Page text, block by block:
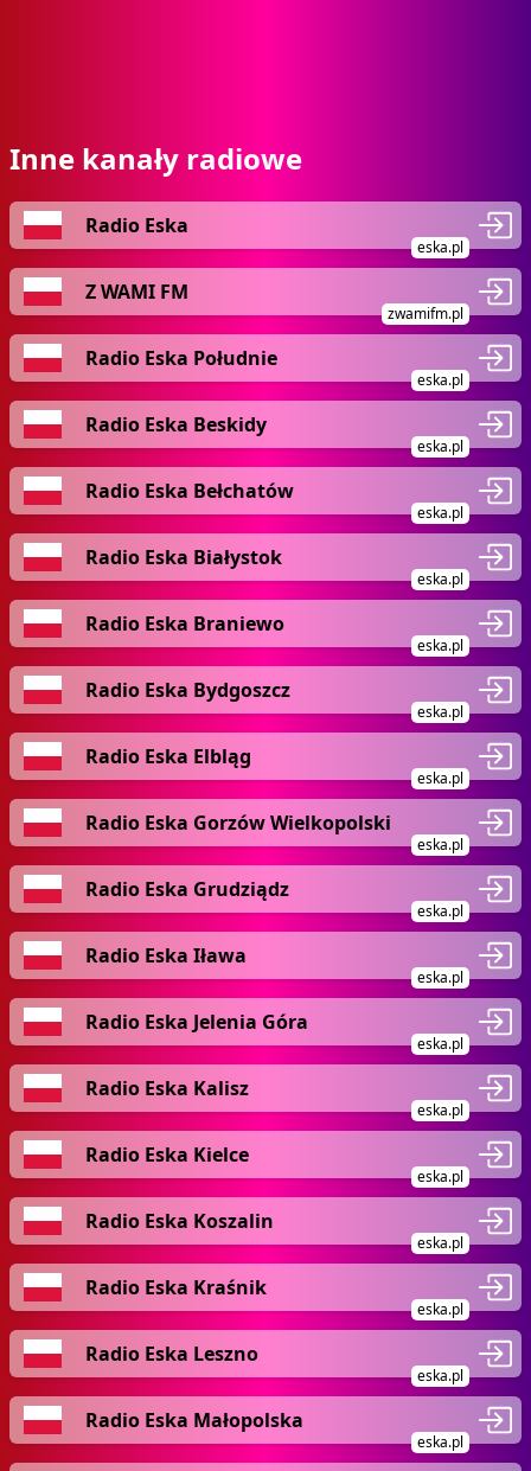
Inne kanały radiowe
Radio Eska
eska.pl
Z WAMI FM
zwamifm.pl
Radio Eska Południe
eska.pl
Radio Eska Beskidy
eska.pl
Radio Eska Bełchatów
eska.pl
Radio Eska Białystok
eska.pl
Radio Eska Braniewo
eska.pl
Radio Eska Bydgoszcz
eska.pl
Radio Eska Elbląg
eska.pl
Radio Eska Gorzów Wielkopolski
eska.pl
Radio Eska Grudziądz
eska.pl
Radio Eska Iława
eska.pl
Radio Eska Jelenia Góra
eska.pl
Radio Eska Kalisz
eska.pl
Radio Eska Kielce
eska.pl
Radio Eska Koszalin
eska.pl
Radio Eska Kraśnik
eska.pl
Radio Eska Leszno
eska.pl
Radio Eska Małopolska
eska.pl